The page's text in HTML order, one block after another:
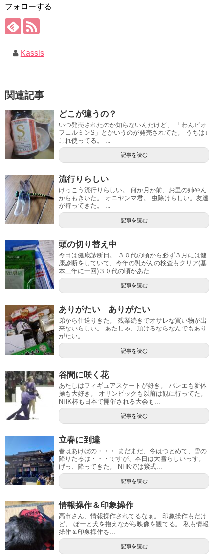
フォローする
Kassis
関連記事
どこが違うの？
いつ発売されたのか知らないんだけど、 「わんビオ
フェルミンS」とかいうのが発売されてた。 うちは↓
これ使ってる。 ...
記事を読む
流行りらしい
けっこう流行りらしい。 何か月か前、お里の姉やん
からもきいた。 オニヤンマ君。 虫除けらしい。友達
が持ってきた。 ...
記事を読む
頭の切り替え中
今日は健康診断日。 ３０代の頃から必ず３月には健
康診断をしていて、今年の乳がんの検査もクリア(基
本二年に一回)３０代の頃かあた...
記事を読む
ありがたい ありがたい
弟から仕送りきた。 残業続きでオサレな買い物が出
来ないらしい。 あたしゃ、頂けるならなんでもあり
がたい。 ...
記事を読む
谷間に咲く花
あたしはフィギュアスケートが好き。 バレエも新体
操も大好き。 オリンピックも以前は観に行ってた。
NHK杯も日本で開催される大会も...
記事を読む
立春に到達
春はあけぼの・・・ まだまだ、冬はつとめて、雪の
降りたるは・・・ですが、本日は大雪らしいっす。
げっ、降ってきた。 NHKでは紫式...
記事を読む
情報操作＆印象操作
高市さん、情報操作されてるなぁ。 印象操作もだけ
ど。 ぼーと犬を抱えながら映像を観てる。 私も情報
操作＆印象操作を...
記事を読む